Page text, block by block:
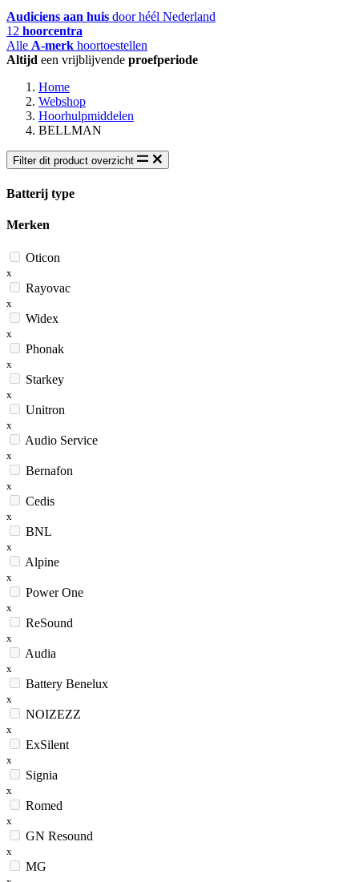
Audiciens aan huis door héél Nederland
12 hoorcentra
Alle A-merk hoortoestellen
Altijd een vrijblijvende proefperiode
Home
Webshop
Hoorhulpmiddelen
BELLMAN
Filter dit product overzicht
Batterij type
Merken
Oticon
x
Rayovac
x
Widex
x
Phonak
x
Starkey
x
Unitron
x
Audio Service
x
Bernafon
x
Cedis
x
BNL
x
Alpine
x
Power One
x
ReSound
x
Audia
x
Battery Benelux
x
NOIZEZZ
x
ExSilent
x
Signia
x
Romed
x
GN Resound
x
MG